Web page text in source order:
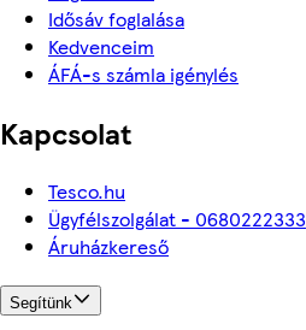
Idősáv foglalása
Kedvenceim
ÁFÁ-s számla igénylés
Kapcsolat
Tesco.hu
Ügyfélszolgálat - 0680222333
Áruházkereső
Segítünk